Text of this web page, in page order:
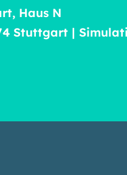
Haus N
Stuttgart |